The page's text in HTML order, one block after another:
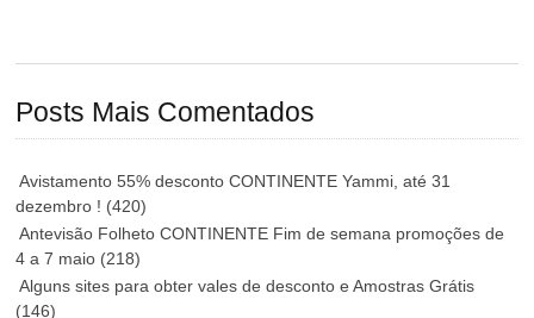
Posts Mais Comentados
Avistamento 55% desconto CONTINENTE Yammi, até 31
dezembro ! (420)
Antevisão Folheto CONTINENTE Fim de semana promoções de
4 a 7 maio (218)
Alguns sites para obter vales de desconto e Amostras Grátis
(146)